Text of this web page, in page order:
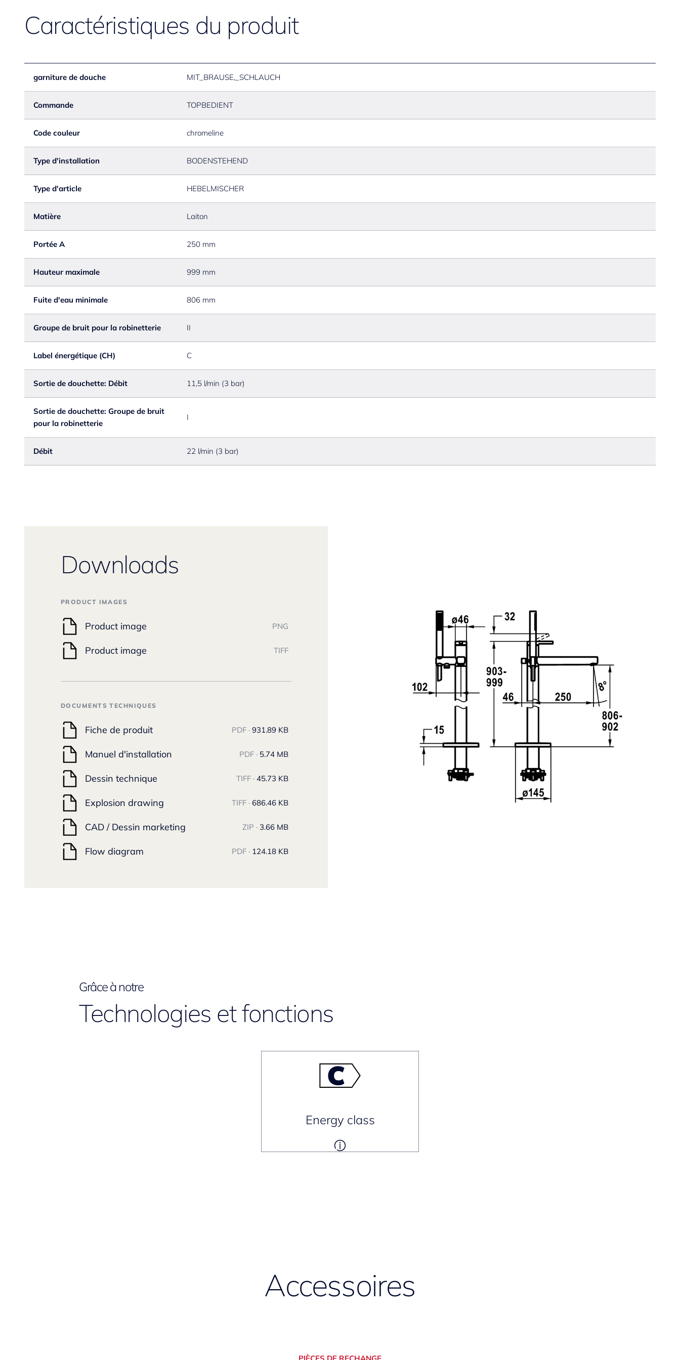
Caractéristiques du produit
garniture de douche MIT_BRAUSE,_SCHLAUCH
Commande TOPBEDIENT
Code couleur chromeline
Type d'installation BODENSTEHEND
Type d'article HEBELMISCHER
Matière Laiton
Portée A 250 mm
Hauteur maximale 999 mm
Fuite d'eau minimale 806 mm
Groupe de bruit pour la robinetterie II
Label énergétique (CH) C
Sortie de douchette: Débit 11,5 l/min (3 bar)
Sortie de douchette: Groupe de bruit
pour la robinetterie
I
Débit 22 l/min (3 bar)
Downloads
PRODUCT IMAGES
Product image PNG
Product image TIFF
DOCUMENTS TECHNIQUES
Fiche de produit PDF · 931.89 KB
Manuel d'installation PDF · 5.74 MB
Dessin technique TIFF · 45.73 KB
Explosion drawing TIFF · 686.46 KB
CAD / Dessin marketing ZIP · 3.66 MB
Flow diagram PDF · 124.18 KB
Grâce à notre
Technologies et fonctions
Energy class
Accessoires